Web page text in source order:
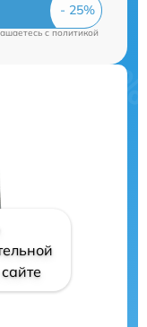
c политикой